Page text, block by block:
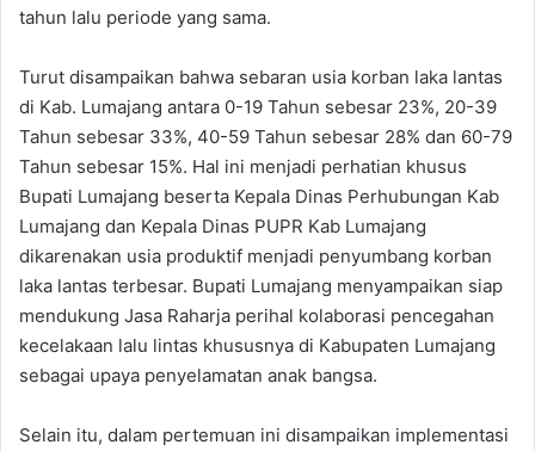
tahun lalu periode yang sama.
Turut disampaikan bahwa sebaran usia korban laka lantas
di Kab. Lumajang antara 0-19 Tahun sebesar 23%, 20-39
Tahun sebesar 33%, 40-59 Tahun sebesar 28% dan 60-79
Tahun sebesar 15%. Hal ini menjadi perhatian khusus
Bupati Lumajang beserta Kepala Dinas Perhubungan Kab
Lumajang dan Kepala Dinas PUPR Kab Lumajang
dikarenakan usia produktif menjadi penyumbang korban
laka lantas terbesar. Bupati Lumajang menyampaikan siap
mendukung Jasa Raharja perihal kolaborasi pencegahan
kecelakaan lalu lintas khususnya di Kabupaten Lumajang
sebagai upaya penyelamatan anak bangsa.
Selain itu, dalam pertemuan ini disampaikan implementasi